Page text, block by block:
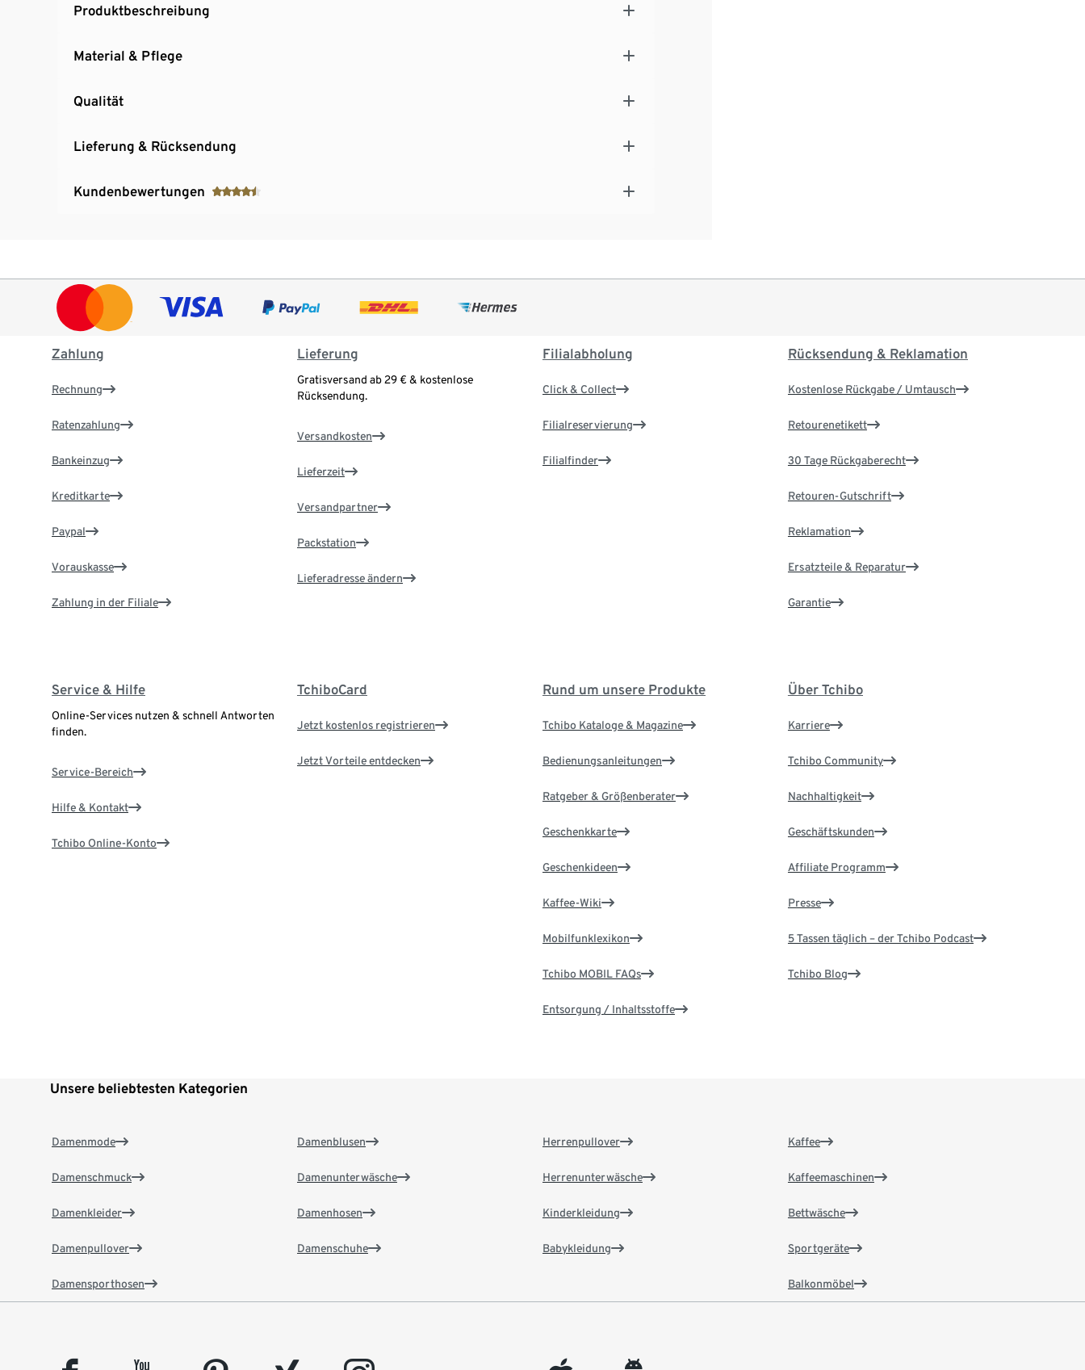
Produktbeschreibung
Material & Pflege
Qualität
Lieferung & Rücksendung
Kundenbewertungen
Zahlung
Rechnung
Ratenzahlung
Bankeinzug
Kreditkarte
Paypal
Vorauskasse
Zahlung in der Filiale
Lieferung
Gratisversand ab 29 € & kostenlose
Rücksendung.
Versandkosten
Lieferzeit
Versandpartner
Packstation
Lieferadresse ändern
Filialabholung
Click & Collect
Filialreservierung
Filialfinder
Rücksendung & Reklamation
Kostenlose Rückgabe / Umtausch
Retourenetikett
30 Tage Rückgaberecht
Retouren-Gutschrift
Reklamation
Ersatzteile & Reparatur
Garantie
Service & Hilfe
Online-Services nutzen & schnell Antworten
finden.
Service-Bereich
Hilfe & Kontakt
Tchibo Online-Konto
TchiboCard
Jetzt kostenlos registrieren
Jetzt Vorteile entdecken
Rund um unsere Produkte
Tchibo Kataloge & Magazine
Bedienungsanleitungen
Ratgeber & Größenberater
Geschenkkarte
Geschenkideen
Kaffee-Wiki
Mobilfunklexikon
Tchibo MOBIL FAQs
Entsorgung / Inhaltsstoffe
Über Tchibo
Karriere
Tchibo Community
Nachhaltigkeit
Geschäftskunden
Affiliate Programm
Presse
5 Tassen täglich – der Tchibo Podcast
Tchibo Blog
Unsere beliebtesten Kategorien
Damenmode
Damenschmuck
Damenkleider
Damenpullover
Damensporthosen
Damenblusen
Damenunterwäsche
Damenhosen
Damenschuhe
Herrenpullover
Herrenunterwäsche
Kinderkleidung
Babykleidung
Kaffee
Kaffeemaschinen
Bettwäsche
Sportgeräte
Balkonmöbel